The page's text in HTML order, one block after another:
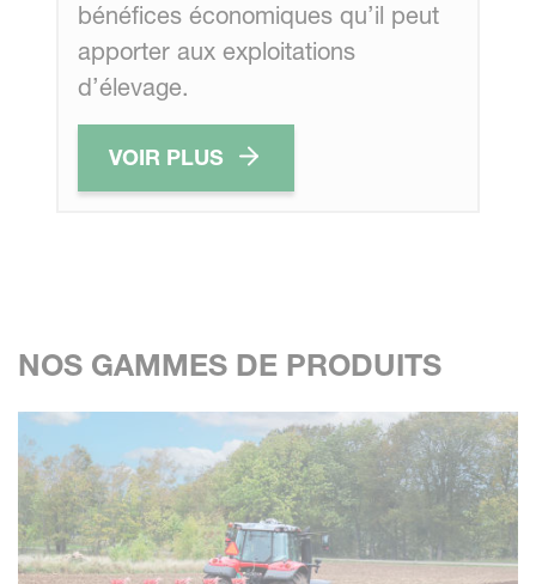
bénéfices économiques qu’il peut
apporter aux exploitations
d’élevage.
VOIR PLUS
NOS GAMMES DE PRODUITS